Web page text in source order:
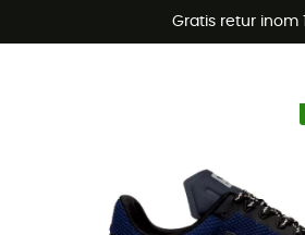
Gratis retur inom
Sommarerbjudanden 🔥 -5 % EXTRA vid